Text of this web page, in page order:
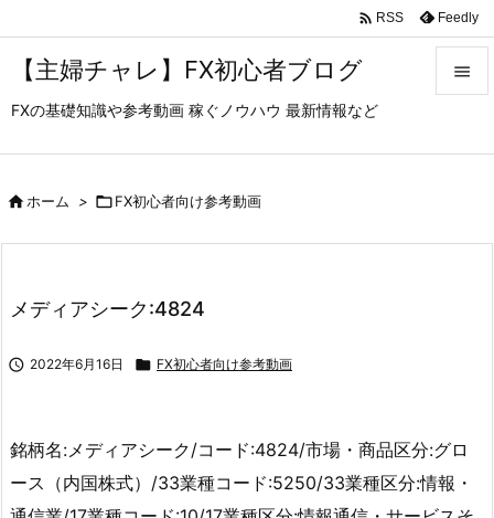
【主婦チャレ】FX初心者ブログ
FXの基礎知識や参考動画 稼ぐノウハウ 最新情報など

 RSS Feedly
ホーム > FX初心者向け参考動画
メディアシーク:4824
 2022年6月16日  FX初心者向け参考動画
銘柄名:メディアシーク/コード:4824/市場・商品区分:グロ
ース（内国株式）/33業種コード:5250/33業種区分:情報・